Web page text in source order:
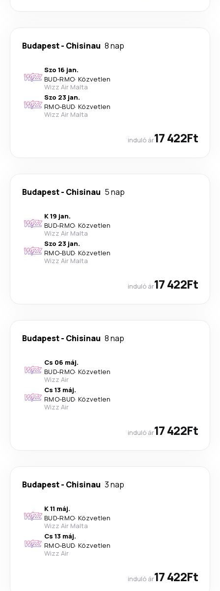
Budapest- Chisinau 8 nap
Szo 16 jan.
BUD-RMO· Közvetlen
Wizz Air Malta
Szo 23 jan.
RMO-BUD· Közvetlen
Wizz Air Malta
induló ár17 422Ft
Budapest- Chisinau 5 nap
K 19 jan.
BUD-RMO· Közvetlen
Wizz Air Malta
Szo 23 jan.
RMO-BUD· Közvetlen
Wizz Air Malta
induló ár17 422Ft
Budapest- Chisinau 8 nap
Cs 06 máj.
BUD-RMO· Közvetlen
Wizz Air
Cs 13 máj.
RMO-BUD· Közvetlen
Wizz Air
induló ár17 422Ft
Budapest- Chisinau 3 nap
K 11 máj.
BUD-RMO· Közvetlen
Wizz Air Malta
Cs 13 máj.
RMO-BUD· Közvetlen
Wizz Air
induló ár17 422Ft